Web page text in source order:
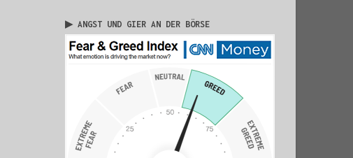
▶ ANGST UND GIER AN DER BÖRSE